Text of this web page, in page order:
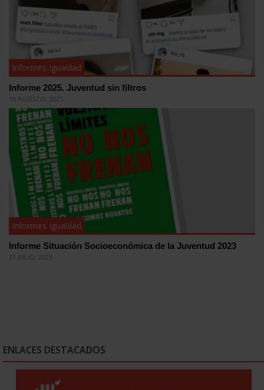
Informes Igualdad
Informe 2025. Juventud sin filtros
19 AGOSTO, 2025
Informes Igualdad
Informe Situación Socioeconómica de la Juventud 2023
31 JULIO, 2023
ENLACES DESTACADOS